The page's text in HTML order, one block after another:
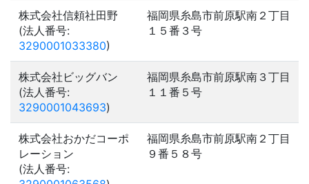
株式会社信頼社田野
(法人番号:
3290001033380)
福岡県糸島市前原駅南２丁目
１５番３号
株式会社ビッグバン
(法人番号:
3290001043693)
福岡県糸島市前原駅南３丁目
１１番５号
株式会社おかだコーポ
レーション
(法人番号:
福岡県糸島市前原駅南２丁目
９番５８号